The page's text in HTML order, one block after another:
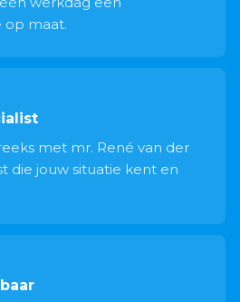
op maat.
met mr. René van der
die jouw situatie kent en